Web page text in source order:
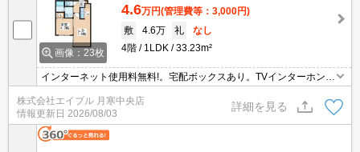
画像：23枚
4.6万円(管理費等：3,000円)
敷
4.6万 礼
なし
4階
1LDK 33.23m²
インターネット使用料無料!。宅配ボックスあり。TVインターホン付
き。オートロック。24時間換気システム。駐輪場有。シューズボッ
クス付き。駅まで徒歩1分圏内!。契約金（初期費用）クレジット決
済可。
株式会社エイブル 月寒中央店
情報更新日 2026/08/03
詳細を見る